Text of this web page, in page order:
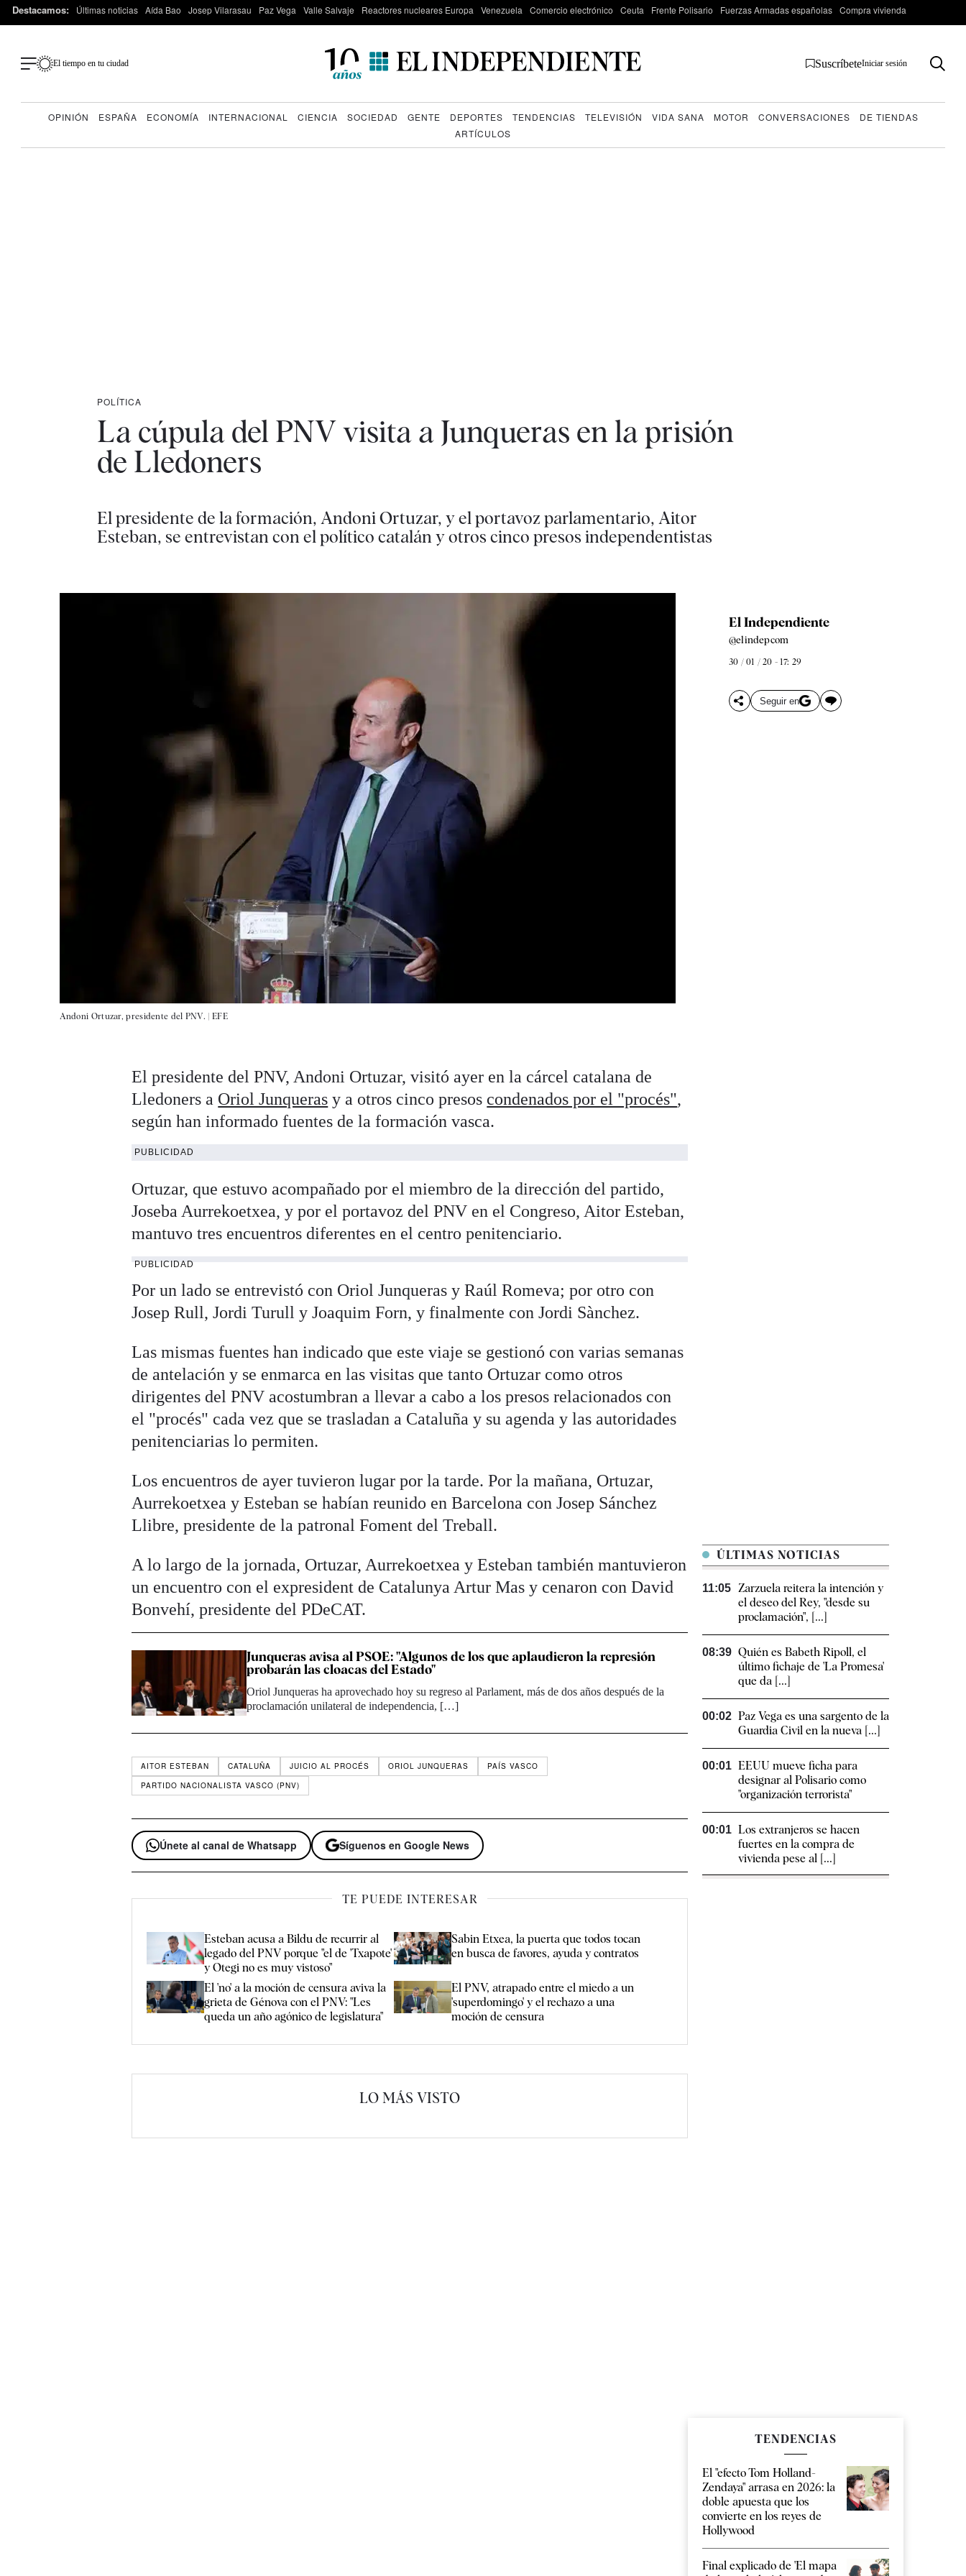
Destacamos: Últimas noticias Aída Bao Josep Vilarasau Paz Vega Valle Salvaje Reactores nucleares Europa Venezuela Comercio electrónico Ceuta Frente Polisario Fuerzas Armadas españolas Compra vivienda
El tiempo en tu ciudad SuscríbeteIniciar sesión
OPINIÓN ESPAÑA ECONOMÍA INTERNACIONAL CIENCIA SOCIEDAD GENTE DEPORTES TENDENCIAS TELEVISIÓN VIDA SANA MOTOR CONVERSACIONES
DE TIENDAS
ARTÍCULOS
POLÍTICA
La cúpula del PNV visita a Junqueras en la prisión
de Lledoners
El presidente de la formación, Andoni Ortuzar, y el portavoz parlamentario, Aitor
Esteban, se entrevistan con el político catalán y otros cinco presos independentistas
Andoni Ortuzar, presidente del PNV. | EFE
El Independiente
@elindepcom
30 / 01 / 20 - 17: 29
Seguir en
El presidente del PNV, Andoni Ortuzar, visitó ayer en la cárcel catalana de
Lledoners a Oriol Junqueras y a otros cinco presos condenados por el "procés",
según han informado fuentes de la formación vasca.
PUBLICIDAD
Ortuzar, que estuvo acompañado por el miembro de la dirección del partido,
Joseba Aurrekoetxea, y por el portavoz del PNV en el Congreso, Aitor Esteban,
mantuvo tres encuentros diferentes en el centro penitenciario.
PUBLICIDAD
Por un lado se entrevistó con Oriol Junqueras y Raúl Romeva; por otro con
Josep Rull, Jordi Turull y Joaquim Forn, y finalmente con Jordi Sànchez.
Las mismas fuentes han indicado que este viaje se gestionó con varias semanas
de antelación y se enmarca en las visitas que tanto Ortuzar como otros
dirigentes del PNV acostumbran a llevar a cabo a los presos relacionados con
el "procés" cada vez que se trasladan a Cataluña y su agenda y las autoridades
penitenciarias lo permiten.
Los encuentros de ayer tuvieron lugar por la tarde. Por la mañana, Ortuzar,
Aurrekoetxea y Esteban se habían reunido en Barcelona con Josep Sánchez
Llibre, presidente de la patronal Foment del Treball.
A lo largo de la jornada, Ortuzar, Aurrekoetxea y Esteban también mantuvieron
un encuentro con el expresident de Catalunya Artur Mas y cenaron con David
Bonvehí, presidente del PDeCAT.
Junqueras avisa al PSOE: "Algunos de los que aplaudieron la represión
probarán las cloacas del Estado"
Oriol Junqueras ha aprovechado hoy su regreso al Parlament, más de dos años después de la
proclamación unilateral de independencia, […]
AITOR ESTEBAN CATALUÑA JUICIO AL PROCÉS ORIOL JUNQUERAS
PAÍS VASCO
PARTIDO NACIONALISTA VASCO (PNV)
Únete al canal de Whatsapp Síguenos en Google News
TE PUEDE INTERESAR
Esteban acusa a Bildu de recurrir al
legado del PNV porque "el de 'Txapote'
y Otegi no es muy vistoso"
Sabin Etxea, la puerta que todos tocan
en busca de favores, ayuda y contratos
El 'no' a la moción de censura aviva la
grieta de Génova con el PNV: "Les
queda un año agónico de legislatura"
El PNV, atrapado entre el miedo a un
'superdomingo' y el rechazo a una
moción de censura
LO MÁS VISTO
ÚLTIMAS NOTICIAS
11:05 Zarzuela reitera la intención y
el deseo del Rey, "desde su
proclamación", [...]
08:39 Quién es Babeth Ripoll, el
último fichaje de 'La Promesa'
que da [...]
00:02 Paz Vega es una sargento de la
Guardia Civil en la nueva [...]
00:01 EEUU mueve ficha para
designar al Polisario como
"organización terrorista"
00:01 Los extranjeros se hacen
fuertes en la compra de
vivienda pese al [...]
TENDENCIAS
El "efecto Tom Holland-
Zendaya" arrasa en 2026: la
doble apuesta que los
convierte en los reyes de
Hollywood
Final explicado de 'El mapa